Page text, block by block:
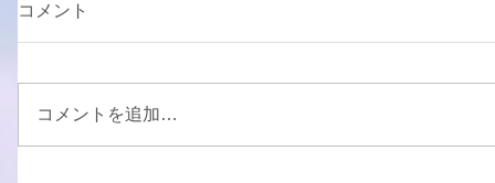
コメント
コメントを追加…